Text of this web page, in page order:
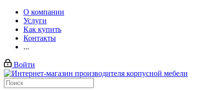
О компании
Услуги
Как купить
Контакты
...
Войти